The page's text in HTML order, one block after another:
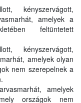
kényszervágott,
amelyek a
feltüntetett
kényszervágott,
amelyek olyan
nem szerepelnek a
amelyek
országok nem